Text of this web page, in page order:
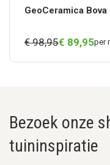
GeoCeramica Bova
€ 98,95€ 89,95per
Bezoek onze
tuininspiratie